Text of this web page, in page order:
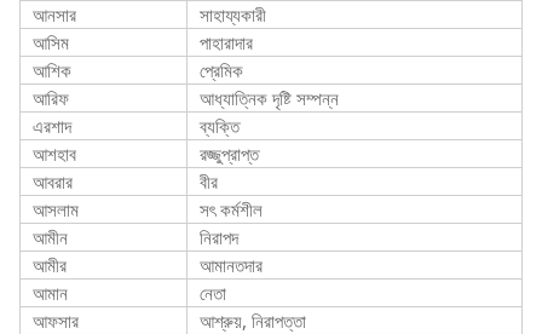
আনসার
সাহায্যকারী
আসিম
পাহারাদার
আশিক
প্রেমিক
আরিফ
আধ্যাত্নিক দৃষ্টি সম্পন্ন
এরশাদ
ব্যক্তি
আশহাব
রজ্জুপ্রাপ্ত
আবরার
বীর
আসলাম
সৎ কর্মশীল
আমীন
নিরাপদ
আমীর
আমানতদার
আমান
নেতা
আফসার
আশ্রুয়, নিরাপত্তা